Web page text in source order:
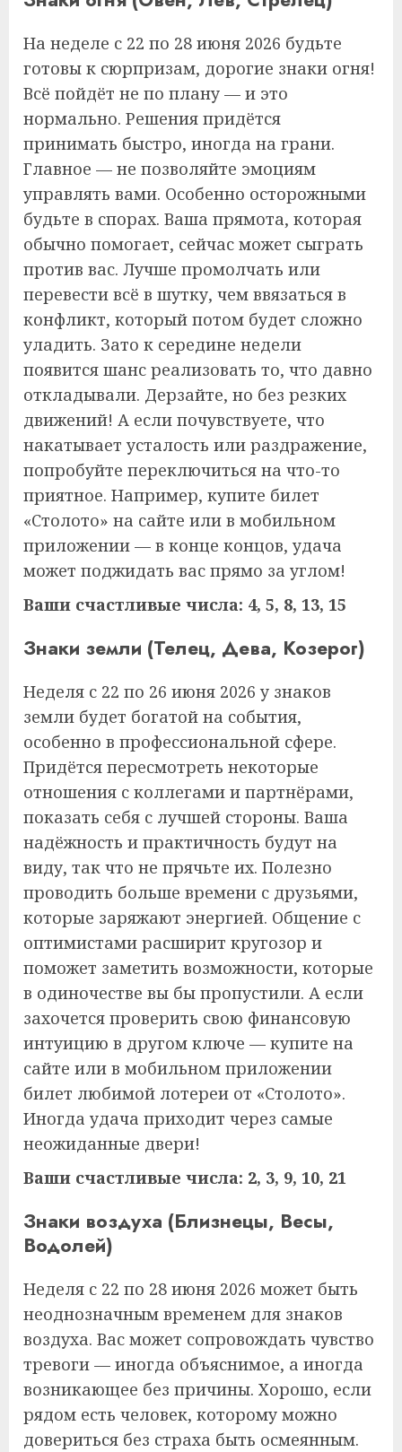
На неделе с 22 по 28 июня 2026 будьте
готовы к сюрпризам, дорогие знаки огня!
Всё пойдёт не по плану — и это
нормально. Решения придётся
принимать быстро, иногда на грани.
Главное — не позволяйте эмоциям
управлять вами. Особенно осторожными
будьте в спорах. Ваша прямота, которая
обычно помогает, сейчас может сыграть
против вас. Лучше промолчать или
перевести всё в шутку, чем ввязаться в
конфликт, который потом будет сложно
уладить. Зато к середине недели
появится шанс реализовать то, что давно
откладывали. Дерзайте, но без резких
движений! А если почувствуете, что
накатывает усталость или раздражение,
попробуйте переключиться на что-то
приятное. Например, купите билет
«Столото» на сайте или в мобильном
приложении — в конце концов, удача
может поджидать вас прямо за углом!
Ваши счастливые числа: 4, 5, 8, 13, 15
Знаки земли (Телец, Дева, Козерог)
Неделя с 22 по 26 июня 2026 у знаков
земли будет богатой на события,
особенно в профессиональной сфере.
Придётся пересмотреть некоторые
отношения с коллегами и партнёрами,
показать себя с лучшей стороны. Ваша
надёжность и практичность будут на
виду, так что не прячьте их. Полезно
проводить больше времени с друзьями,
которые заряжают энергией. Общение с
оптимистами расширит кругозор и
поможет заметить возможности, которые
в одиночестве вы бы пропустили. А если
захочется проверить свою финансовую
интуицию в другом ключе — купите на
сайте или в мобильном приложении
билет любимой лотереи от «Столото».
Иногда удача приходит через самые
неожиданные двери!
Ваши счастливые числа: 2, 3, 9, 10, 21
Знаки воздуха (Близнецы, Весы,
Водолей)
Неделя с 22 по 28 июня 2026 может быть
неоднозначным временем для знаков
воздуха. Вас может сопровождать чувство
тревоги — иногда объяснимое, а иногда
возникающее без причины. Хорошо, если
рядом есть человек, которому можно
довериться без страха быть осмеянным.